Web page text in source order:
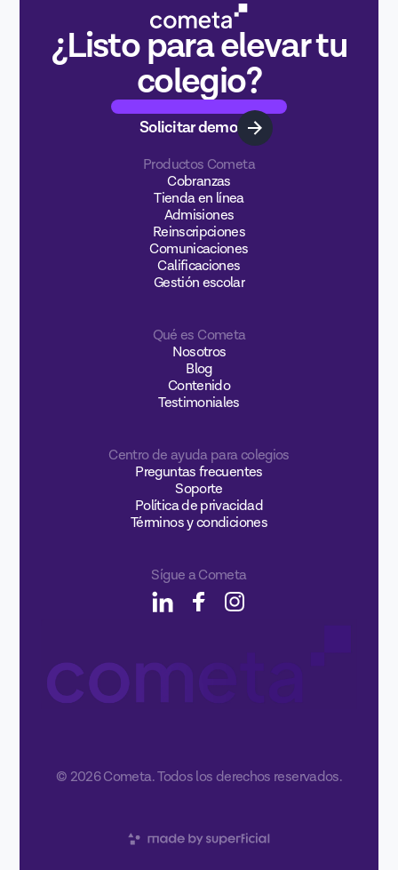
¿Listo para elevar tu
colegio?
Solicitar demo
Productos Cometa
Cobranzas
Tienda en línea
Admisiones
Reinscripciones
Comunicaciones
Calificaciones
Gestión escolar
Qué es Cometa
Nosotros
Blog
Contenido
Testimoniales
Centro de ayuda para colegios
Preguntas frecuentes
Soporte
Política de privacidad
Términos y condiciones
Sígue a Cometa
© 2026 Cometa. Todos los derechos reservados.